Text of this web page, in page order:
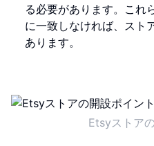
る必要があります。これ
に一致しなければ、スト
あります。
Etsyストア